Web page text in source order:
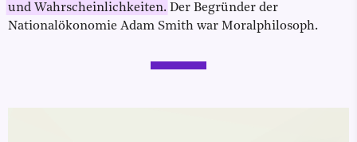
und Wahrscheinlichkeiten. Der Begründer der
Nationalökonomie Adam Smith war Moralphilosoph.